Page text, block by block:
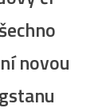
novou